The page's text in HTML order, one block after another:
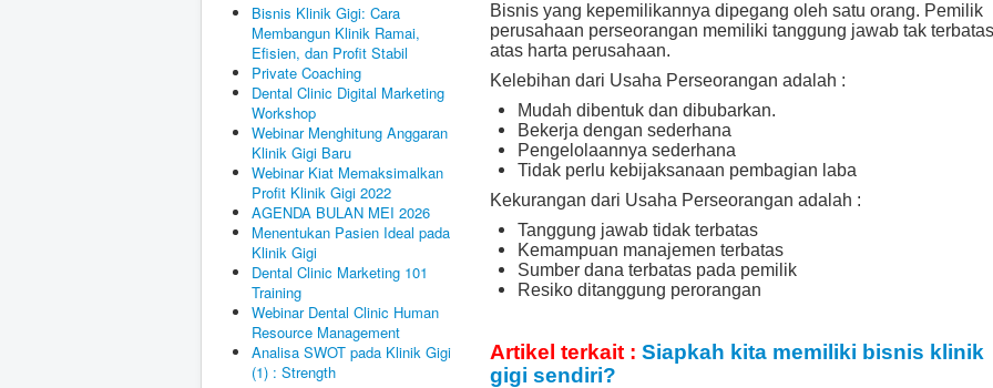
Bisnis Klinik Gigi: Cara
Membangun Klinik Ramai,
Efisien, dan Profit Stabil
Private Coaching
Dental Clinic Digital Marketing
Workshop
Webinar Menghitung Anggaran
Klinik Gigi Baru
Webinar Kiat Memaksimalkan
Profit Klinik Gigi 2022
AGENDA BULAN MEI 2026
Menentukan Pasien Ideal pada
Klinik Gigi
Dental Clinic Marketing 101
Training
Webinar Dental Clinic Human
Resource Management
Analisa SWOT pada Klinik Gigi
(1) : Strength
Bisnis yang kepemilikannya dipegang oleh satu orang. Pemilik
perusahaan perseorangan memiliki tanggung jawab tak terbatas
atas harta perusahaan.
Kelebihan dari Usaha Perseorangan adalah :
Mudah dibentuk dan dibubarkan.
Bekerja dengan sederhana
Pengelolaannya sederhana
Tidak perlu kebijaksanaan pembagian laba
Kekurangan dari Usaha Perseorangan adalah :
Tanggung jawab tidak terbatas
Kemampuan manajemen terbatas
Sumber dana terbatas pada pemilik
Resiko ditanggung perorangan
Artikel terkait : Siapkah kita memiliki bisnis klinik
gigi sendiri?